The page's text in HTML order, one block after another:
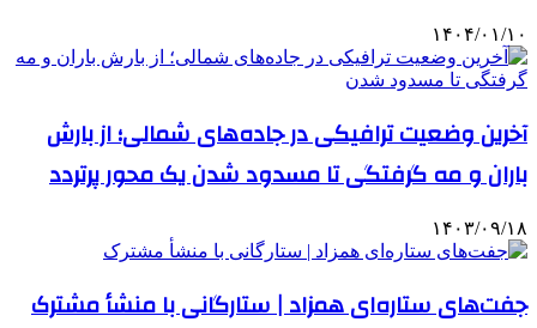
۱۴۰۴/۰۱/۱۰
آخرین وضعیت ترافیکی در جاده‌های شمالی؛ از بارش
باران و مه گرفتگی تا مسدود شدن یک محور پرتردد
۱۴۰۳/۰۹/۱۸
جفت‌های ستاره‌ای همزاد | ستارگانی با منشأ مشترک